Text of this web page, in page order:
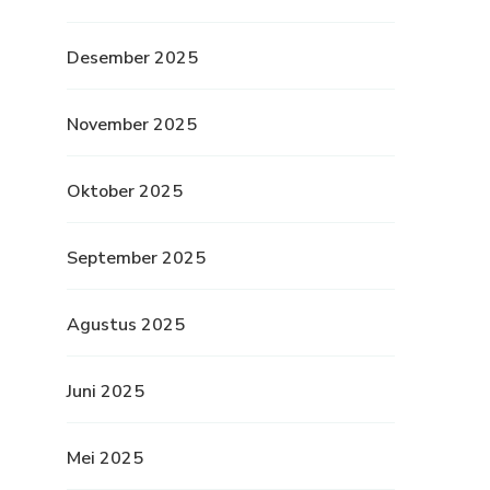
Desember 2025
November 2025
Oktober 2025
September 2025
Agustus 2025
Juni 2025
Mei 2025